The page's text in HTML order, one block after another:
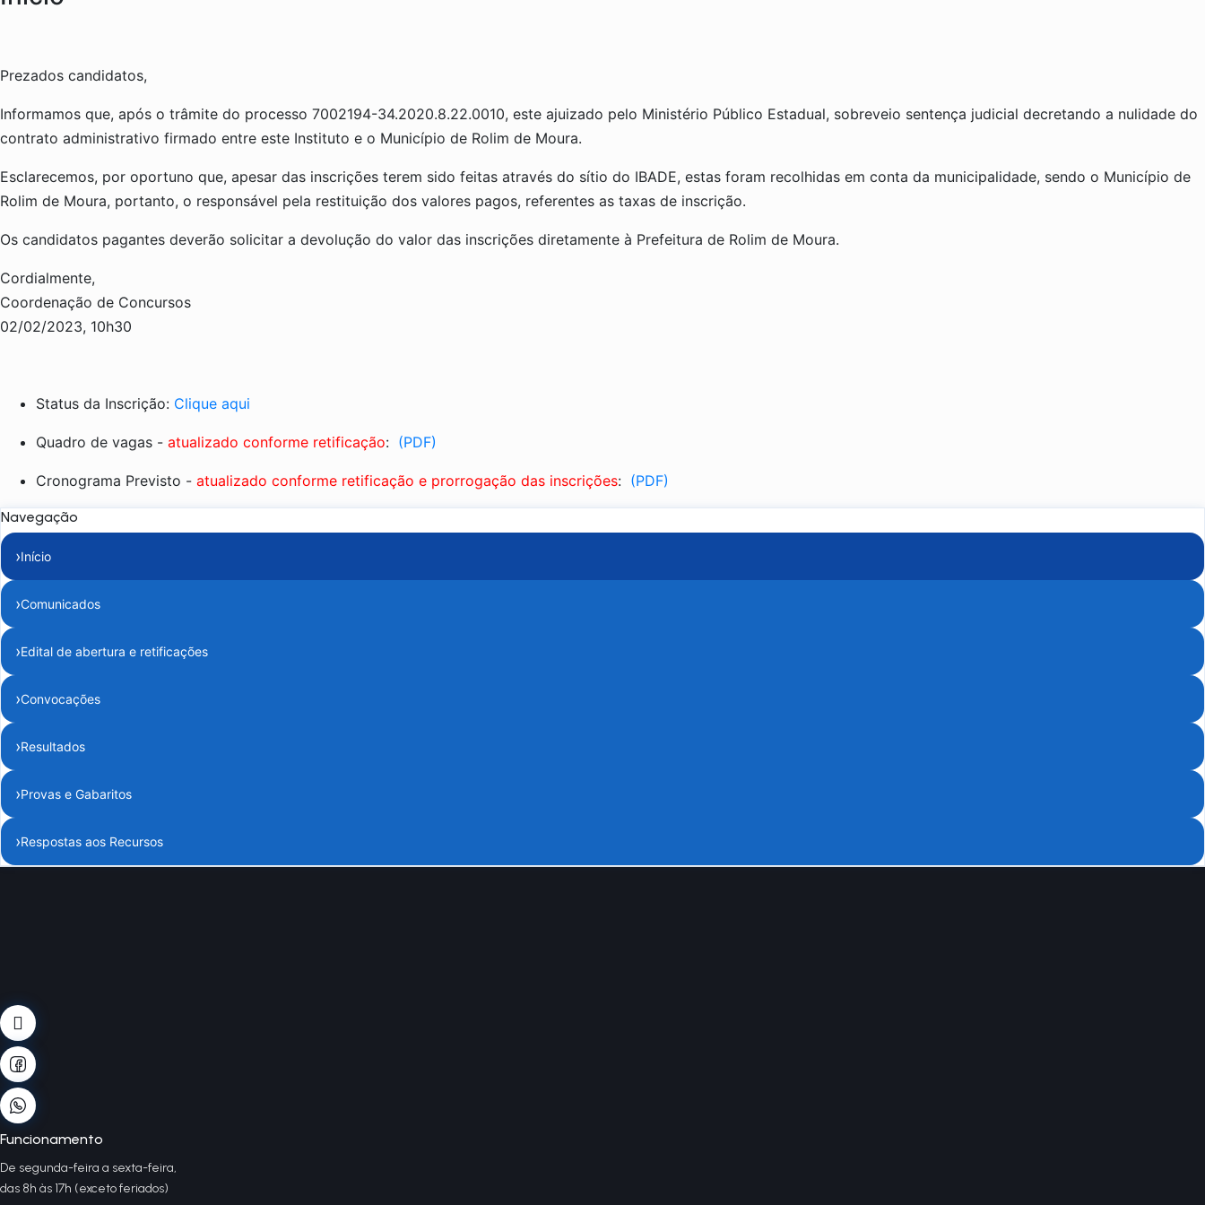
Prezados candidatos,
Informamos que, após o trâmite do processo 7002194-34.2020.8.22.0010, este ajuizado pelo Ministério Público Estadual, sobreveio sentença judicial decretando a nulidade do
contrato administrativo firmado entre este Instituto e o Município de Rolim de Moura.
Esclarecemos, por oportuno que, apesar das inscrições terem sido feitas através do sítio do IBADE, estas foram recolhidas em conta da municipalidade, sendo o Município de
Rolim de Moura, portanto, o responsável pela restituição dos valores pagos, referentes as taxas de inscrição.
Os candidatos pagantes deverão solicitar a devolução do valor das inscrições diretamente à Prefeitura de Rolim de Moura.
Cordialmente,
Coordenação de Concursos
02/02/2023, 10h30
Status da Inscrição: Clique aqui
Quadro de vagas - atualizado conforme retificação: (PDF)
Cronograma Previsto - atualizado conforme retificação e prorrogação das inscrições: (PDF)
Navegação
›Início
›Comunicados
›Edital de abertura e retificações
›Convocações
›Resultados
›Provas e Gabaritos
›Respostas aos Recursos
Funcionamento
De segunda-feira a sexta-feira,
das 8h às 17h (exceto feriados)